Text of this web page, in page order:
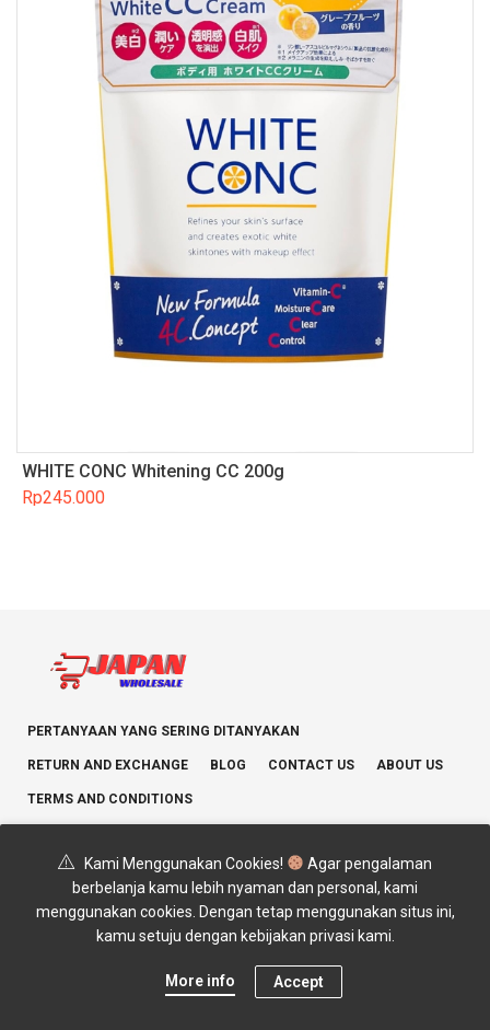
WHITE CONC Whitening CC 200g
Rp245.000
PERTANYAAN YANG SERING DITANYAKAN
RETURN AND EXCHANGE BLOG CONTACT US ABOUT US
TERMS AND CONDITIONS
Copyright © 2025 JAPAN WHOLESALE. All rights reserved.
Kami Menggunakan Cookies!
Agar pengalaman
berbelanja kamu lebih nyaman dan personal, kami
menggunakan cookies. Dengan tetap menggunakan situs ini,
kamu setuju dengan kebijakan privasi kami.
More info Accept